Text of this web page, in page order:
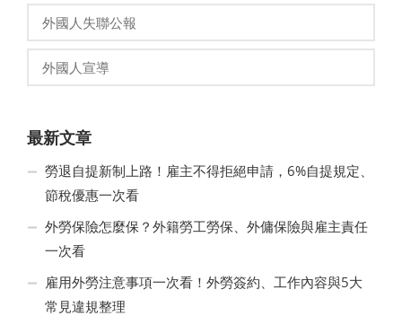
外國人失聯公報
外國人宣導
最新文章
勞退自提新制上路！雇主不得拒絕申請，6%自提規定、
節稅優惠一次看
外勞保險怎麼保？外籍勞工勞保、外傭保險與雇主責任
一次看
雇用外勞注意事項一次看！外勞簽約、工作內容與5大
常見違規整理